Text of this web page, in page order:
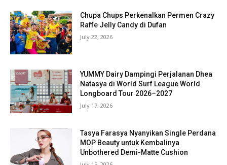
Chupa Chups Perkenalkan Permen Crazy
Raffe Jelly Candy di Dufan
July 22, 2026
YUMMY Dairy Dampingi Perjalanan Dhea
Natasya di World Surf League World
Longboard Tour 2026–2027
July 17, 2026
Tasya Farasya Nyanyikan Single Perdana
MOP Beauty untuk Kembalinya
Unbothered Demi-Matte Cushion